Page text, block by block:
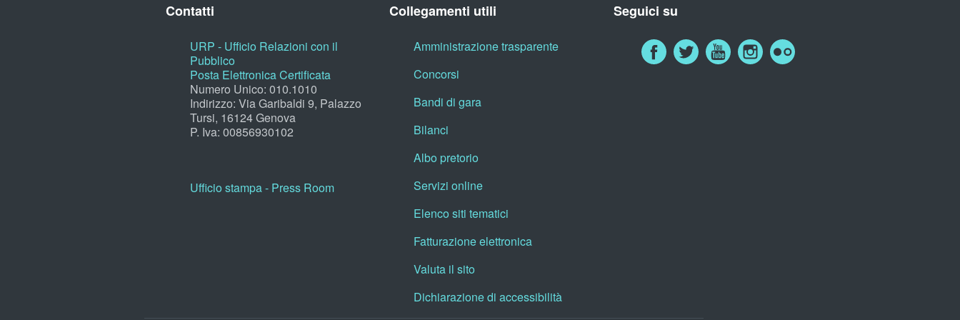
Contatti
URP - Ufficio Relazioni con il
Pubblico
Posta Elettronica Certificata
Numero Unico: 010.1010
Indirizzo: Via Garibaldi 9, Palazzo
Tursi, 16124 Genova
P. Iva: 00856930102
Ufficio stampa - Press Room
Collegamenti utili
Amministrazione trasparente
Concorsi
Bandi di gara
Bilanci
Albo pretorio
Servizi online
Elenco siti tematici
Fatturazione elettronica
Valuta il sito
Dichiarazione di accessibilità
Seguici su